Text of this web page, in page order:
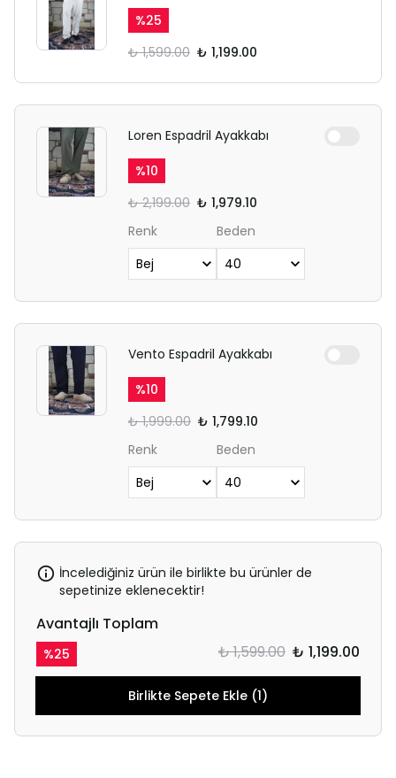
%25
₺ 1,599.00 ₺ 1,199.00
Loren Espadril Ayakkabı
%10
₺ 2,199.00 ₺ 1,979.10
Renk
Beden
Vento Espadril Ayakkabı
%10
₺ 1,999.00 ₺ 1,799.10
Renk
Beden
İncelediğiniz ürün ile birlikte bu ürünler de
sepetinize eklenecektir!
Avantajlı Toplam
%25 ₺ 1,599.00 ₺ 1,199.00
Birlikte Sepete Ekle (1)